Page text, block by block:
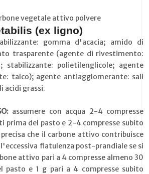
vegetale attivo polvere
(ex ligno)
gomma d'acacia; amido di
trasparente (agente di rivestimento:
stabilizzante: polietilenglicole; agente
talco); agente antiagglomerante: sali
acidi grassi.
assumere con acqua 2-4 compresse
prima del pasto e 2-4 compresse subito
che il carbone attivo contribuisce
flatulenza post-prandiale se si
attivo pari a 4 compresse almeno 30
pasto e 1 g pari a 4 compresse subito